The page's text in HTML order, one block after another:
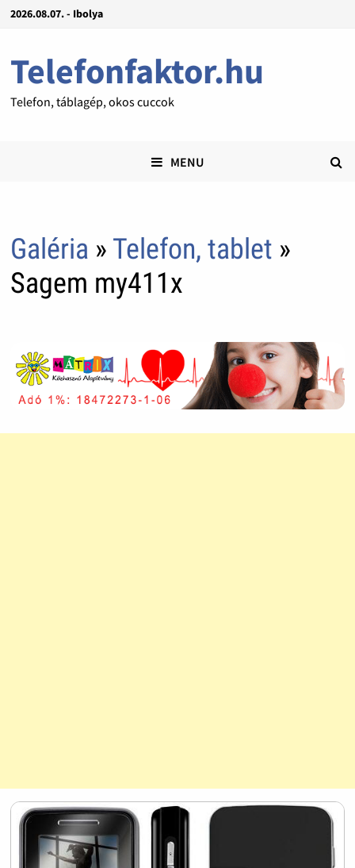
2026.08.07. - Ibolya
Telefonfaktor.hu
Telefon, táblagép, okos cuccok
MENU
Galéria » Telefon, tablet »
Sagem my411x